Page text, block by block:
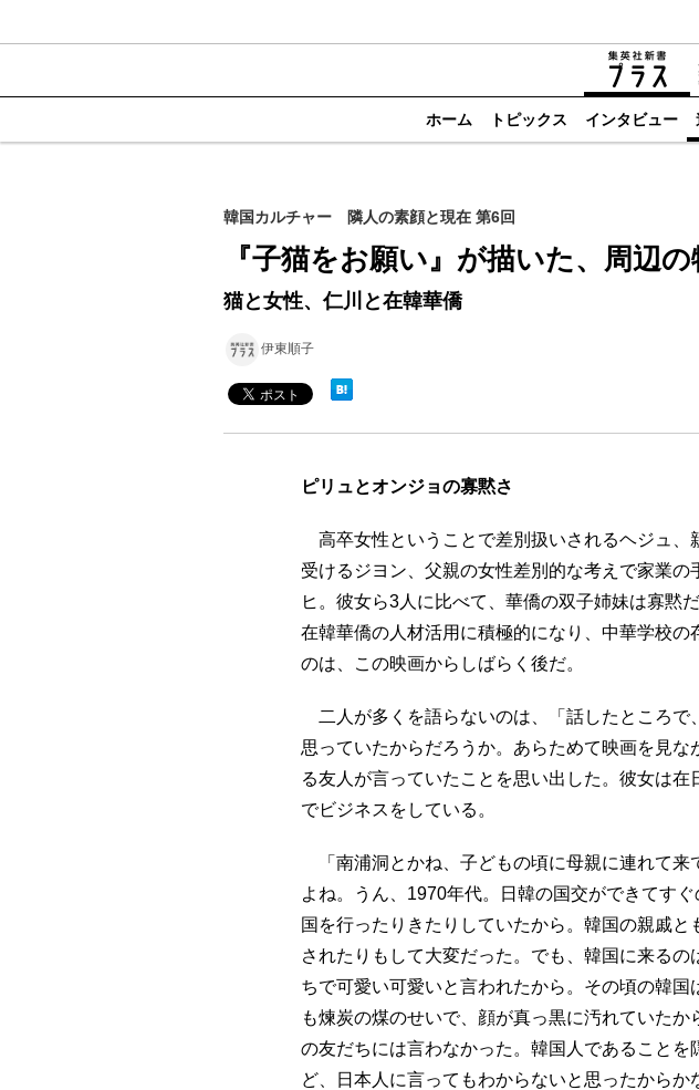
ホーム トピックス インタビュー
韓国カルチャー 隣人の素顔と現在 第6回
『子猫をお願い』が描いた、周辺
猫と女性、仁川と在韓華僑
伊東順子
ピリュとオンジョの寡黙さ
高卒女性ということで差別扱いされるヘジュ、
受けるジヨン、父親の女性差別的な考えで家業の
ヒ。彼女ら3人に比べて、華僑の双子姉妹は寡黙
在韓華僑の人材活用に積極的になり、中華学校の
のは、この映画からしばらく後だ。
二人が多くを語らないのは、「話したところで
思っていたからだろうか。あらためて映画を見な
る友人が言っていたことを思い出した。彼女は在
でビジネスをしている。
「南浦洞とかね、子どもの頃に母親に連れて来
よね。うん、1970年代。日韓の国交ができてす
国を行ったりきたりしていたから。韓国の親戚
されたりもして大変だった。でも、韓国に来るの
ちで可愛い可愛いと言われたから。その頃の韓国
も煉炭の煤のせいで、顔が真っ黒に汚れていた
の友だちには言わなかった。韓国人であることを
ど、日本人に言ってもわからないと思ったから